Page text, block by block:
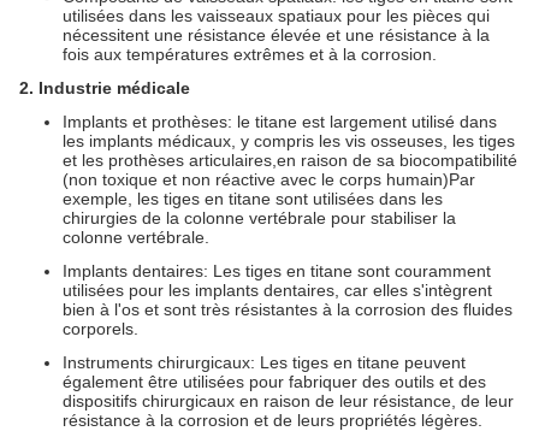
utilisées dans les vaisseaux spatiaux pour les pièces qui
nécessitent une résistance élevée et une résistance à la
fois aux températures extrêmes et à la corrosion.
2. Industrie médicale
Implants et prothèses: le titane est largement utilisé dans
les implants médicaux, y compris les vis osseuses, les tiges
et les prothèses articulaires,en raison de sa biocompatibilité
(non toxique et non réactive avec le corps humain)Par
exemple, les tiges en titane sont utilisées dans les
chirurgies de la colonne vertébrale pour stabiliser la
colonne vertébrale.
Implants dentaires: Les tiges en titane sont couramment
utilisées pour les implants dentaires, car elles s'intègrent
bien à l'os et sont très résistantes à la corrosion des fluides
corporels.
Instruments chirurgicaux: Les tiges en titane peuvent
également être utilisées pour fabriquer des outils et des
dispositifs chirurgicaux en raison de leur résistance, de leur
résistance à la corrosion et de leurs propriétés légères.